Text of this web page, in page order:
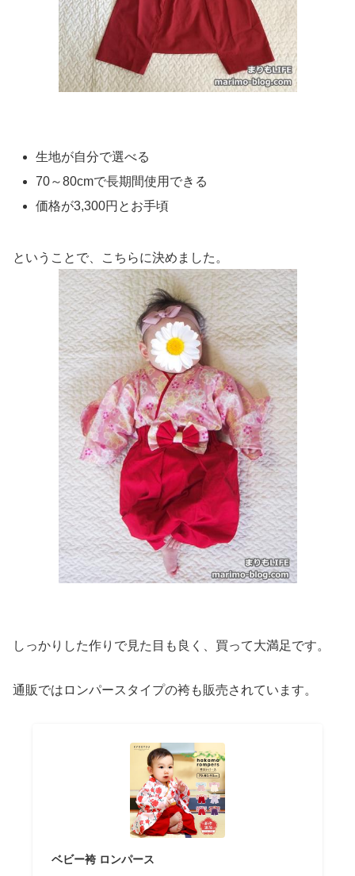
生地が自分で選べる
70～80cmで長期間使用できる
価格が3,300円とお手頃
ということで、こちらに決めました。
しっかりした作りで見た目も良く、買って大満足です。
通販ではロンパースタイプの袴も販売されています。
ベビー袴 ロンパース